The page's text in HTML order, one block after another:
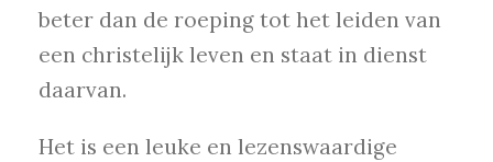
beter dan de roeping tot het leiden van
een christelijk leven en staat in dienst
daarvan.
Het is een leuke en lezenswaardige